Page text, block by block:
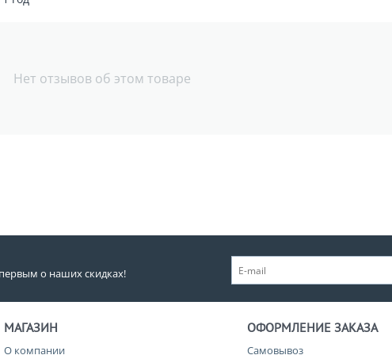
Нет отзывов об этом товаре
о наших скидках!
МАГАЗИН
О компании
ОФОРМЛЕНИЕ ЗАКАЗА
Самовывоз